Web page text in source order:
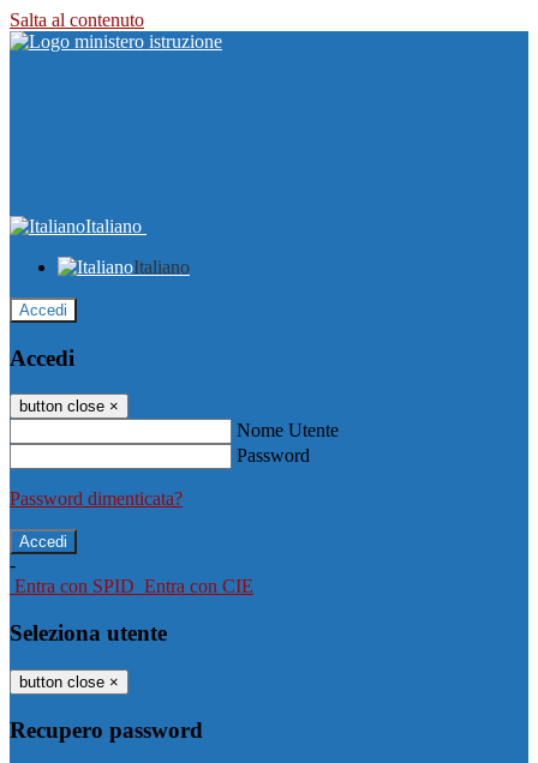
Salta al contenuto
Italiano
Italiano
Accedi
Accedi
button close ×
Nome Utente
Password
Password dimenticata?
-
Entra con SPID Entra con CIE
Seleziona utente
button close ×
Recupero password